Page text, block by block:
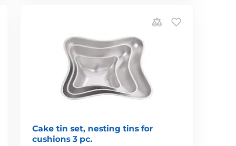
Cake tin set, nesting tins for
cushions 3 pc.